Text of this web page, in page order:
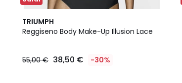
TRIUMPH
Reggiseno Body Make-Up Illusion Lace
€
55,00 € 38,50 € -30%
4,8
/ 5
2
Colori